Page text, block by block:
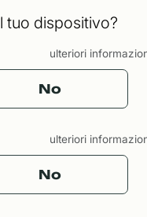
tuo dispositivo?
ulteriori
No
ulteriori
No